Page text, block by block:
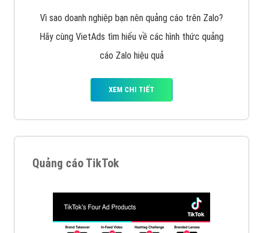
Vì sao doanh nghiệp bạn nên quảng cáo trên Zalo?
Hãy cùng VietAds tìm hiểu về các hình thức quảng
cáo Zalo hiệu quả
XEM CHI TIẾT
Quảng cáo TikTok